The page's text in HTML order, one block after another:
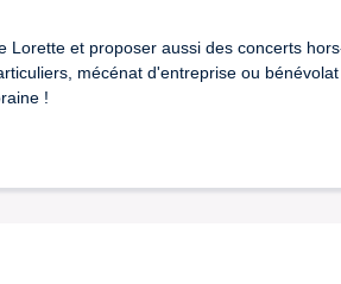
et proposer aussi des concerts
mécénat d'entreprise ou
!